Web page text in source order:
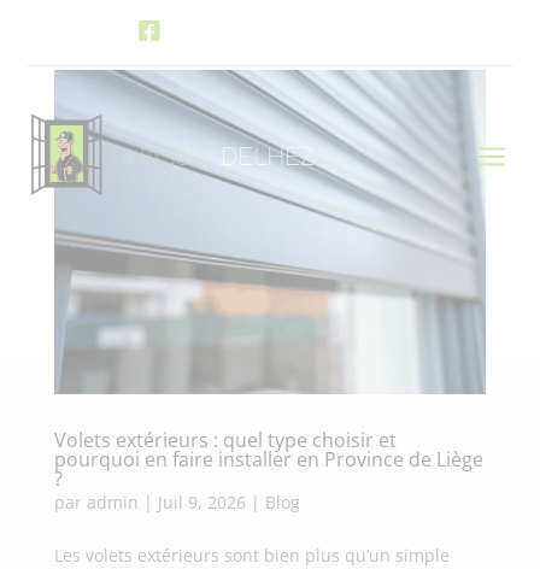

a
Volets extérieurs : quel type choisir et
pourquoi en faire installer en Province de Liège
?
par admin | Juil 9, 2026 | Blog
Les volets extérieurs sont bien plus qu’un simple